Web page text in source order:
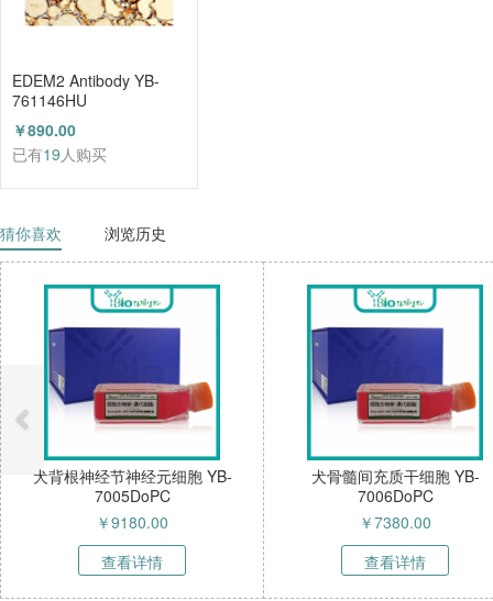
EDEM2 Antibody YB-
761146HU
￥890.00
已有19人购买
猜你喜欢 浏览历史
犬背根神经节神经元细胞 YB-
7005DoPC
￥9180.00
查看详情
犬骨髓间充质干细胞 YB-
7006DoPC
￥7380.00
查看详情